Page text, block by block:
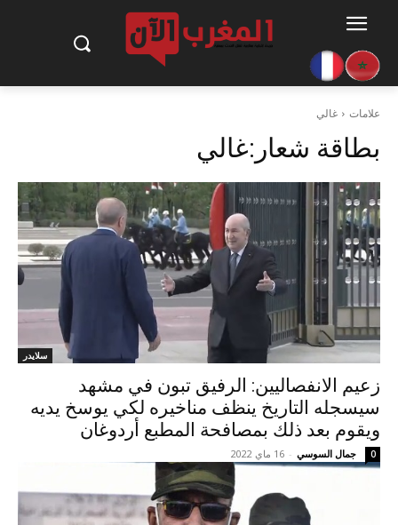
علامات غالي
بطاقة شعار:غالي
سلايدر
زعيم الانفصاليين: الرفيق تبون في مشهد
سيسجله التاريخ ينظف مناخيره لكي يوسخ يديه
ويقوم بعد ذلك بمصافحة المطبع أردوغان
جمال السوسي - 16 ماي 2022 0